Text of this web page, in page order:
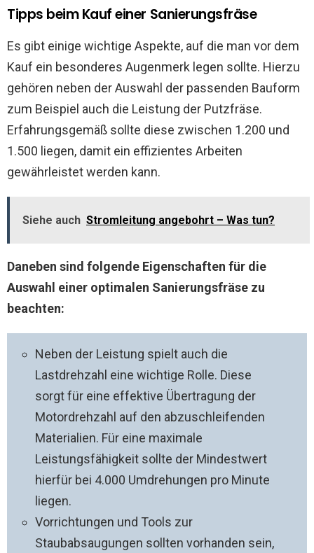
Tipps beim Kauf einer Sanierungsfräse
Es gibt einige wichtige Aspekte, auf die man vor dem
Kauf ein besonderes Augenmerk legen sollte. Hierzu
gehören neben der Auswahl der passenden Bauform
zum Beispiel auch die Leistung der Putzfräse.
Erfahrungsgemäß sollte diese zwischen 1.200 und
1.500 liegen, damit ein effizientes Arbeiten
gewährleistet werden kann.
Siehe auch Stromleitung angebohrt – Was tun?
Daneben sind folgende Eigenschaften für die
Auswahl einer optimalen Sanierungsfräse zu
beachten:
Neben der Leistung spielt auch die
Lastdrehzahl eine wichtige Rolle. Diese
sorgt für eine effektive Übertragung der
Motordrehzahl auf den abzuschleifenden
Materialien. Für eine maximale
Leistungsfähigkeit sollte der Mindestwert
hierfür bei 4.000 Umdrehungen pro Minute
liegen.
Vorrichtungen und Tools zur
Staubabsaugungen sollten vorhanden sein,